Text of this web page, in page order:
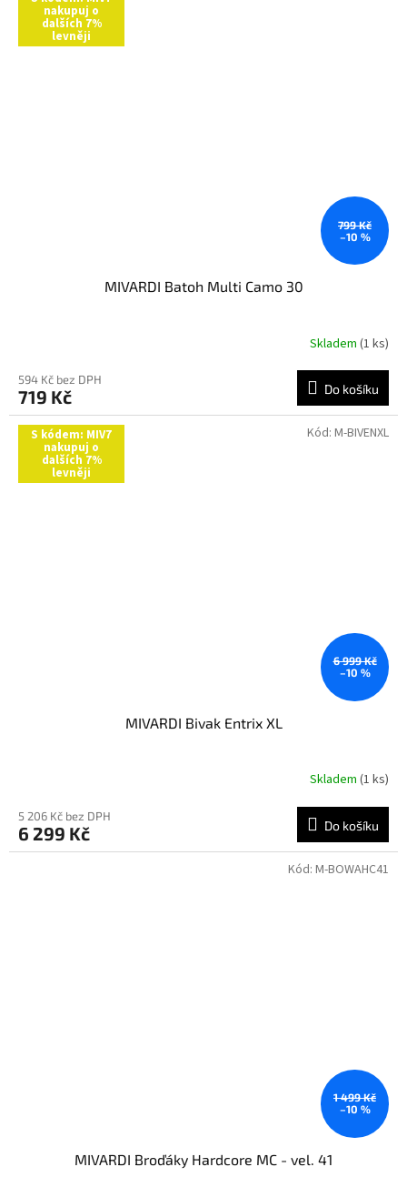
hvězdiček.
nakupuj o
dalších 7%
levněji
799 Kč
–10 %
MIVARDI Batoh Multi Camo 30
produktu
je
5,0
hvězdiček.
Skladem(1 ks)
594 Kč bez DPH
719 Kč Do košíku
S kódem: MIV7
nakupuj o
dalších 7%
levněji
6 999 Kč
–10 %
MIVARDI Bivak Entrix XL
Skladem (1 ks)
5 206 Kč bez DPH
6 299 Kč Do košíku
Kód: M-BIVENXL
1 499 Kč
–10 %
MIVARDI Broďáky Hardcore MC - vel. 41
Kód: M-BOWAHC41